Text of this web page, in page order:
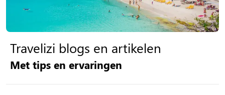
Travelizi blogs en artikelen
Met tips en ervaringen